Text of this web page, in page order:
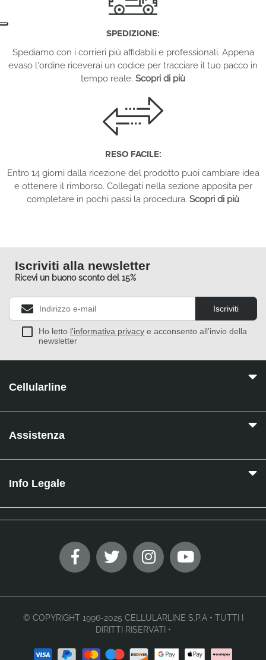
SPEDIZIONE:
Spediamo con i corrieri più affidabili e professionali. Appena
evaso l'ordine riceverai un codice per tracciare il tuo pacco in
tempo reale. Scopri di più
RESO FACILE:
Entro 14 giorni dalla ricezione del prodotto puoi cambiare idea
e ottenere il rimborso. Collegati nella sezione apposita per
completare in pochi passi la procedura. Scopri di più
Iscriviti alla newsletter
Ricevi un buono sconto del 15%
Iscriviti
Ho letto l'informativa privacy e acconsento all'invio della
newsletter
Cellularline
Assistenza
Info Legale
© COPYRIGHT 1996-2025 CELLULARLINE S.P.A • TUTTI I
DIRITTI RISERVATI •